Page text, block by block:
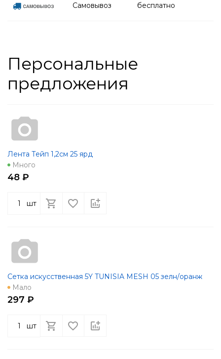
Самовывоз бесплатно
Персональные
предложения
Лента Тейп 1,2см 25 ярд
Много
48 ₽
шт
Сетка искусственная 5Y TUNISIA MESH 05 зелн/оранж
Мало
297 ₽
шт